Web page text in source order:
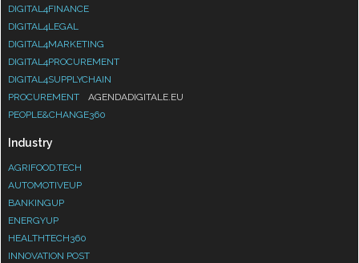
DIGITAL4FINANCE
DIGITAL4LEGAL
DIGITAL4MARKETING
DIGITAL4PROCUREMENT
DIGITAL4SUPPLYCHAIN
PROCUREMENT
AGENDADIGITALE.EU
PEOPLE&CHANGE360
Industry
AGRIFOOD.TECH
AUTOMOTIVEUP
BANKINGUP
ENERGYUP
HEALTHTECH360
INNOVATION POST